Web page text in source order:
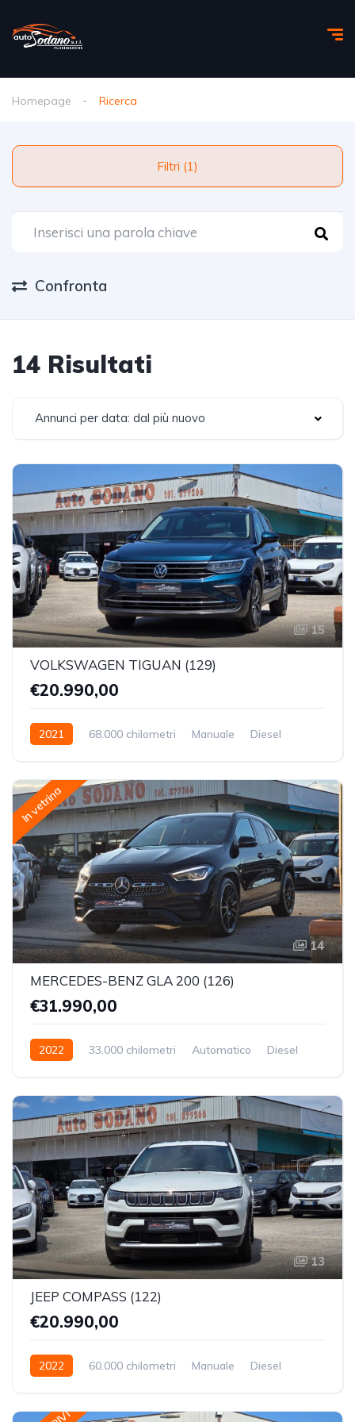
Homepage Ricerca
Filtri (1)
Confronta
14 Risultati
Annunci per data: dal più nuovo
15
VOLKSWAGEN TIGUAN (129)
€20.990,00
2021 68.000 chilometri Manuale
Diesel
In vetrina
14
MERCEDES-BENZ GLA 200 (126)
€31.990,00
2022 33.000 chilometri Automatico
Diesel
13
JEEP COMPASS (122)
€20.990,00
2022 60.000 chilometri Manuale
Diesel